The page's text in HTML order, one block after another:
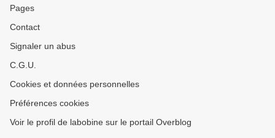
Pages
Contact
Signaler un abus
C.G.U.
Cookies et données personnelles
Préférences cookies
Voir le profil de labobine sur le portail Overblog